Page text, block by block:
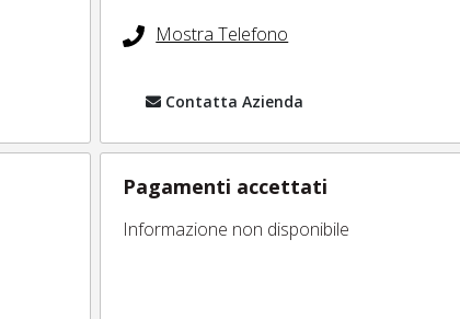
Mostra Telefono
Contatta Azienda
Pagamenti accettati
Informazione non disponibile